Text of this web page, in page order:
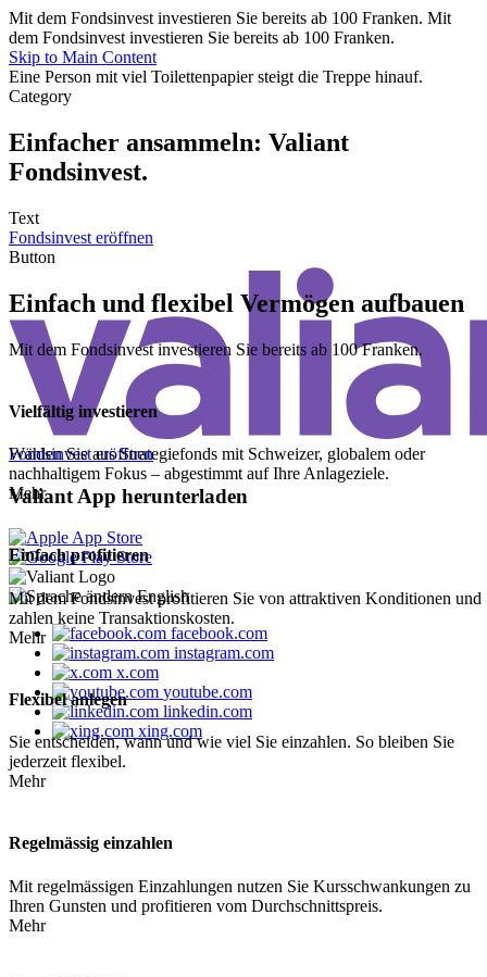
Mit dem Fondsinvest investieren Sie bereits ab 100 Franken. Mit
dem Fondsinvest investieren Sie bereits ab 100 Franken.
Skip to Main Content
Category
Einfacher ansammeln: Valiant
Fondsinvest.
Text
Fondsinvest eröffnen
Button
Einfach und flexibel Vermögen aufbauen
Mit dem Fondsinvest investieren Sie bereits ab 100 Franken.
Vielfältig investieren
Wählen Sie aus Strategiefonds mit Schweizer, globalem oder
nachhaltigem Fokus – abgestimmt auf Ihre Anlageziele.
Mehr
Einfach profitieren
Mit dem Fondsinvest profitieren Sie von attraktiven Konditionen und
zahlen keine Transaktionskosten.
Mehr
Flexibel anlegen
Sie entscheiden, wann und wie viel Sie einzahlen. So bleiben Sie
jederzeit flexibel.
Mehr
Regelmässig einzahlen
Mit regelmässigen Einzahlungen nutzen Sie Kursschwankungen zu
Ihren Gunsten und profitieren vom Durchschnittspreis.
Mehr
Fondsinvest eröffnen
Valiant App herunterladen
English
facebook.com
instagram.com
x.com
youtube.com
linkedin.com
xing.com